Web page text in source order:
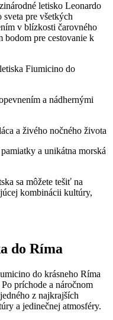
letisko Leonardo
pre všetkých
v blízkosti čarovného
pre cestovanie k
Fiumicino do
a nádhernými
a živého nočného života
a unikátna morská
sa môžete tešiť na
kombinácii kultúry,
do Ríma
do krásneho Ríma
príchode a náročnom
z najkrajších
a jedinečnej atmosféry.